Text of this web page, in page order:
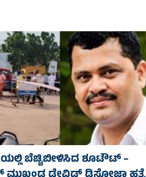
ಬೆಚ್ಚಿಬೀಳಿಸಿದ ಶೂಟೌಟ್ –